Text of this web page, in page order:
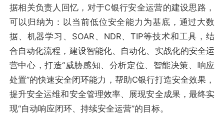
据相关负责人回忆，对于C银行安全运营的建设思路，
可以归纳为：以当前低位安全能力为基底，通过大数
据、机器学习、SOAR、NDR、TIP等技术和工具，结
合自动化流程，建设智能化、自动化、实战化的安全运
营中心，打造“威胁感知、分析定位、智能决策、响应
处置”的快速安全闭环能力，帮助C银行打造安全效果，
提升安全运维和安全管理效率、展现安全成果，最终实
现“自动响应闭环、持续安全运营”的目标。